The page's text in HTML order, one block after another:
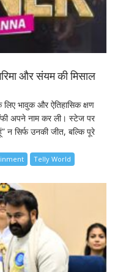
और संयम की मिसाल
लिए भावुक और ऐतिहासिक क्षण
अपने नाम कर ली। स्टेज पर
न सिर्फ उनकी जीत, बल्कि पूरे
Telly World